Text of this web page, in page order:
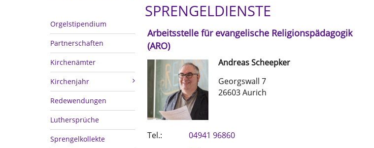
Orgelstipendium
Partnerschaften
Kirchenämter
Kirchenjahr
Redewendungen
Luthersprüche
Sprengelkollekte
SPRENGELDIENSTE
Arbeitsstelle für evangelische Religionspädagogik
(ARO)
AndreasScheepker
Georgswall 7
26603 Aurich
Tel.:
04941 96860